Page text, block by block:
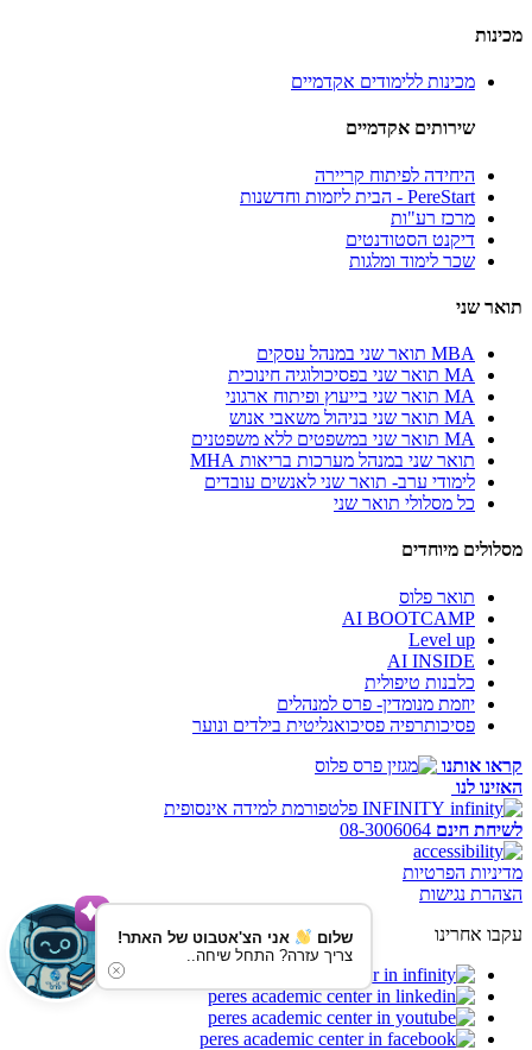
מכינות
מכינות ללימודים אקדמיים
שירותים אקדמיים
היחידה לפיתוח קריירה
PereStart - הבית ליזמות וחדשנות
מרכז רע"ות
דיקנט הסטודנטים
שכר לימוד ומלגות
תואר שני
MBA תואר שני במנהל עסקים
MA תואר שני בפסיכולוגיה חינוכית
MA תואר שני בייעוץ ופיתוח ארגוני
MA תואר שני בניהול משאבי אנוש
MA תואר שני במשפטים ללא משפטנים
תואר שני במנהל מערכות בריאות MHA
לימודי ערב- תואר שני לאנשים עובדים
כל מסלולי תואר שני
מסלולים מיוחדים
תואר פלוס
AI BOOTCAMP
Level up
AI INSIDE
כלבנות טיפולית
יוזמת מנומדין- פרס למנהלים
פסיכותרפיה פסיכואנליטית בילדים ונוער
קראו אותנו
האזינו לנו
INFINITY פלטפורמת למידה אינסופית
לשיחת חינם 08-3006064
מדיניות הפרטיות
הצהרת נגישות
עקבו אחרינו
שלום
אני הצ'אטבוט של האתר!
צריך עזרה? התחל שיחה..